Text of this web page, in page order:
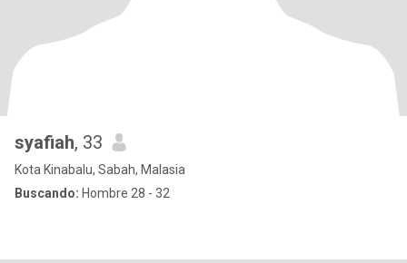
syafiah, 33
Kota Kinabalu, Sabah, Malasia
Buscando: Hombre 28 - 32